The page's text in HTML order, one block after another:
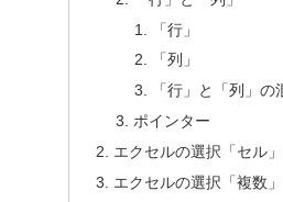
「行」
「列」
「行」と「列」
ポインター
エクセルの選択「セル」
エクセルの選択「複数」